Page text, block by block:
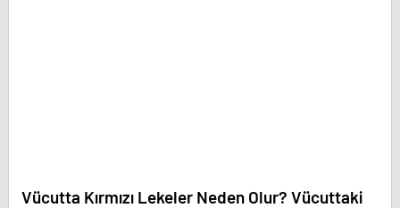
Vücutta Kırmızı Lekeler Neden Olur? Vücuttaki